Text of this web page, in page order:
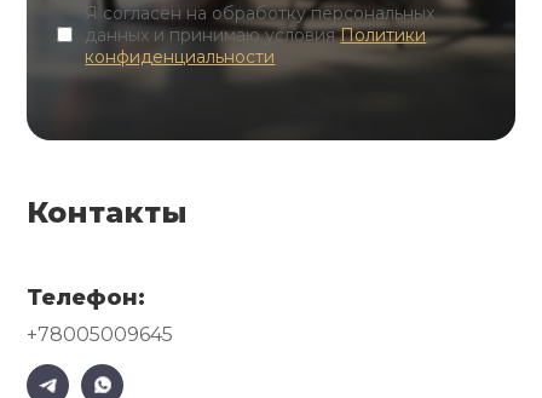
Я согласен на обработку персональных
данных и принимаю условияПолитики
конфиденциальности
Контакты
Телефон:
+78005009645